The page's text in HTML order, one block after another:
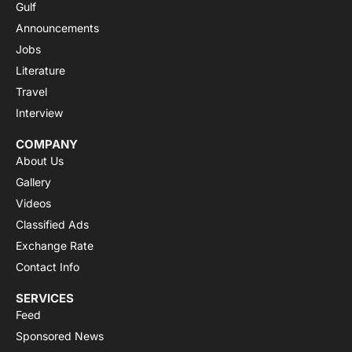
Gulf
Announcements
Jobs
Literature
Travel
Interview
COMPANY
About Us
Gallery
Videos
Classified Ads
Exchange Rate
Contact Info
SERVICES
Feed
Sponsored News